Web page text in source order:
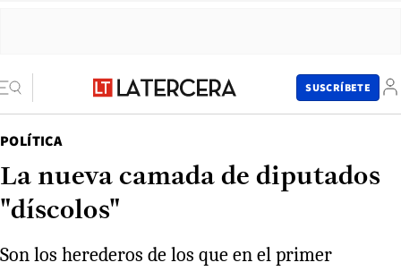
SUSCRÍBETE
POLÍTICA
La nueva camada de diputados
"díscolos"
Son los herederos de los que en el primer